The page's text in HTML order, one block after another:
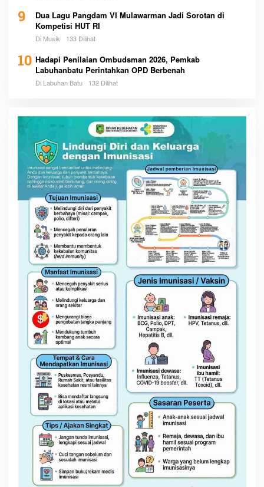
9
Dua Lagu Pangdam VI Mulawarman Jadi Sorotan di
Kompetisi HUT RI
Di Musik 133 Dilihat
10 Hadapi Penilaian Ombudsman 2026, Pemkab
Labuhanbatu Perintahkan OPD Berbenah
Di Labuhan Batu 132 Dilihat